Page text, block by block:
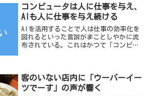
コンピュータは人に仕事を与え、
AIも人に仕事を与え続ける
AIを活用することで人は仕事の効率化を
図れるといった言説がまことしやかに流
布されている。これはかつて「コンピュ
客のいない店内に「ウーバーイー
ツでーす」の声が響く